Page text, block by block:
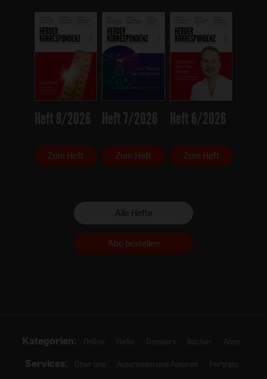
Heft 8/2026
Zum Heft
Heft 7/2026
Zum Heft
Heft 6/2026
Zum Heft
Alle Hefte
Abo bestellen
Kategorien: Online Hefte Dossiers Bücher Abos
Services: Über uns Autorinnen und Autoren
Porträts